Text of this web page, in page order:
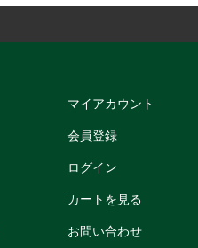
マイアカウント
会員登録
ログイン
カートを見る
お問い合わせ